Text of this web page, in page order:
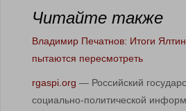
Читайте также
Владимир Печатнов: Итоги
пытаются пересмотреть
rgaspi.org — Российский
социально-политической